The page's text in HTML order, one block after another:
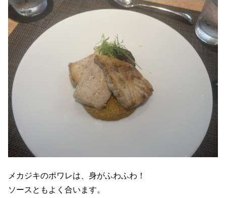
メカジキのポワレは、身がふわふわ！
ソースともよく合います。